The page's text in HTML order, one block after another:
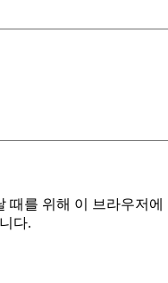
때를 위해 이 브라우저에
다.